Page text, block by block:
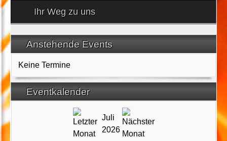
Ihr Weg zu uns
Anstehende Events
Keine Termine
Eventkalender
Juli
2026